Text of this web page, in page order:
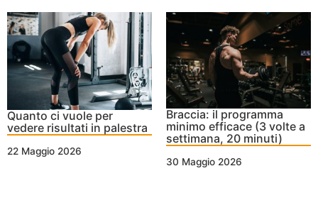
Quanto ci vuole per
vedere risultati in palestra
22 Maggio 2026
Braccia: il programma
minimo efficace (3 volte a
settimana, 20 minuti)
30 Maggio 2026